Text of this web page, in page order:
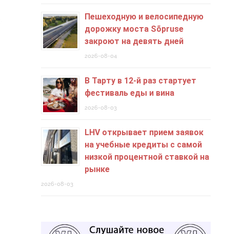
Пешеходную и велосипедную
дорожку моста Sõpruse
закроют на девять дней
2026-08-04
В Тарту в 12-й раз стартует
фестиваль еды и вина
2026-08-03
LHV открывает прием заявок
на учебные кредиты c самой
низкой процентной ставкой на
рынке
2026-08-03